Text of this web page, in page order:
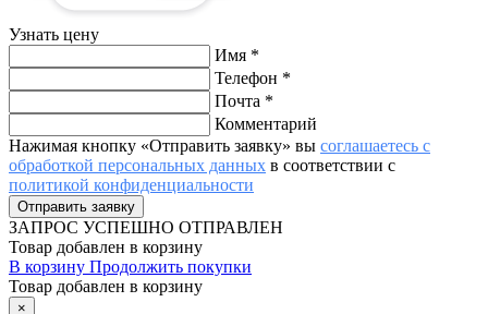
Узнать цену
Имя *
Телефон *
Почта *
Комментарий
Нажимая кнопку «Отправить заявку» вы соглашаетесь с
обработкой персональных данных в соответствии с
политикой конфиденциальности
ЗАПРОС УСПЕШНО ОТПРАВЛЕН
Товар добавлен в корзину
В корзину Продолжить покупки
Товар добавлен в корзину
×